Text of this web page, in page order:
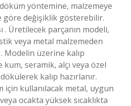
yöntemine, malzemeye
göre değişiklik gösterebilir.
. Üretilecek parçanın modeli,
veya metal malzemeden
. Modelin üzerine kalıp
seramik, alçı veya özel
kalıp hazırlanır.
için kullanılacak metal, uygun
ocakta yüksek sıcaklıkta